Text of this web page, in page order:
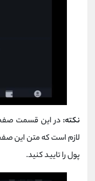
نکته: در این قسمت
لازم است که متن این
پول را تایید کنید.